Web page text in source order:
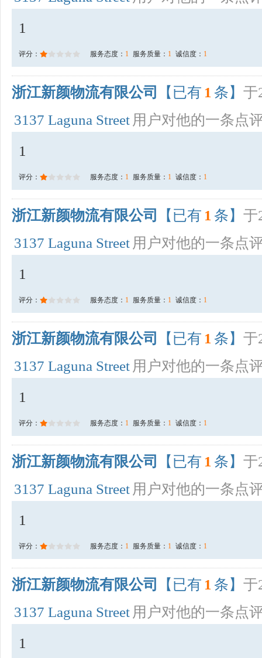
1
评分： 服务态度： 1 服务质量： 1 诚信度： 1
浙江新颜物流有限公司 【已有 1 条】 于
3137 Laguna Street 用户对他的一条点
1
评分： 服务态度： 1 服务质量： 1 诚信度： 1
浙江新颜物流有限公司 【已有 1 条】 于
3137 Laguna Street 用户对他的一条点
1
评分： 服务态度： 1 服务质量： 1 诚信度： 1
浙江新颜物流有限公司 【已有 1 条】 于
3137 Laguna Street 用户对他的一条点
1
评分： 服务态度： 1 服务质量： 1 诚信度： 1
浙江新颜物流有限公司 【已有 1 条】 于
3137 Laguna Street 用户对他的一条点
1
评分： 服务态度： 1 服务质量： 1 诚信度： 1
浙江新颜物流有限公司 【已有 1 条】 于
3137 Laguna Street 用户对他的一条点
1